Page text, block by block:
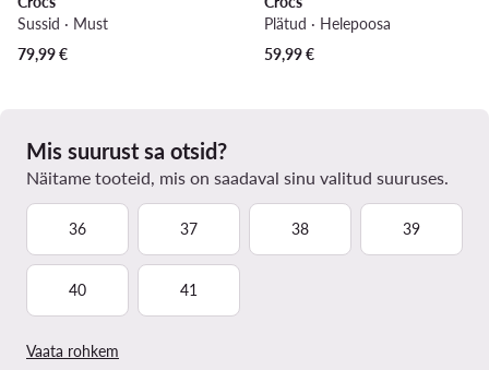
Sussid · Must
79,99€
Plätud · Heleроosa
59,99€
Mis suurust sa otsid?
Näitame tooteid, mis on saadaval sinu valitud suuruses.
36 37 38 39
40 41
Vaata rohkem